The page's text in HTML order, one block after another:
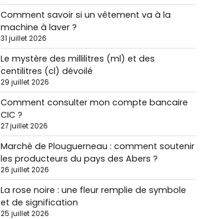
Comment savoir si un vêtement va à la
machine à laver ?
31 juillet 2026
Le mystère des millilitres (ml) et des
centilitres (cl) dévoilé
29 juillet 2026
Comment consulter mon compte bancaire
CIC ?
27 juillet 2026
Marché de Plouguerneau : comment soutenir
les producteurs du pays des Abers ?
26 juillet 2026
La rose noire : une fleur remplie de symbole
et de signification
25 juillet 2026